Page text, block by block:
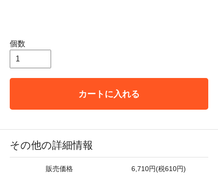
個数
カートに入れる
その他の詳細情報
販売価格 6,710円(税610円)